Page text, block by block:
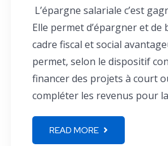
L’épargne salariale c’est
Elle permet d’épargner et de
cadre fiscal et social
permet, selon le dispositif
financer des projets à court
compléter les revenus pour
READ MORE